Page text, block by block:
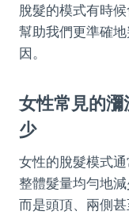
脫髮的模式有時
幫助我們更準確
因。
女性常見的
少
女性的脫髮模式
整體髮量均勻地
而是頭頂、兩側